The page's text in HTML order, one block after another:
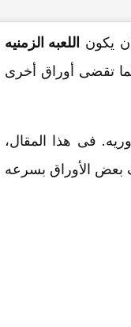
یکون
اللعبه الزمنیه
تقضی أوراق أخرى
فی هذا المقال،
بعض الأوراق بسرعه